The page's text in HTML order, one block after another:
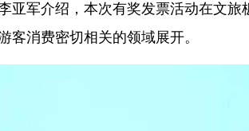
亚军介绍，本次有奖发票活动在文旅
客消费密切相关的领域展开。